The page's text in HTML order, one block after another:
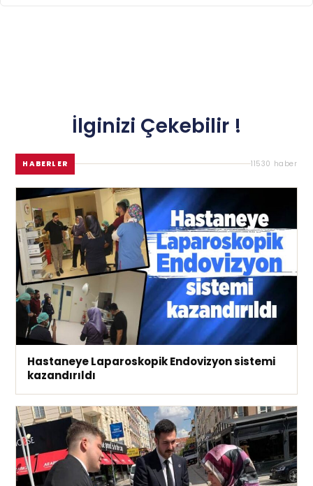
İlginizi Çekebilir !
HABERLER 11530 haber
Hastaneye Laparoskopik Endovizyon sistemi
kazandırıldı